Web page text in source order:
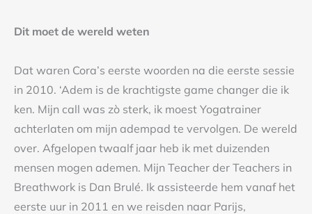
Dit moet de wereld weten
Dat waren Cora’s eerste woorden na die eerste sessie
in 2010. ‘Adem is de krachtigste game changer die ik
ken. Mijn call was zò sterk, ik moest Yogatrainer
achterlaten om mijn adempad te vervolgen. De wereld
over. Afgelopen twaalf jaar heb ik met duizenden
mensen mogen ademen. Mijn Teacher der Teachers in
Breathwork is Dan Brulé. Ik assisteerde hem vanaf het
eerste uur in 2011 en we reisden naar Parijs,